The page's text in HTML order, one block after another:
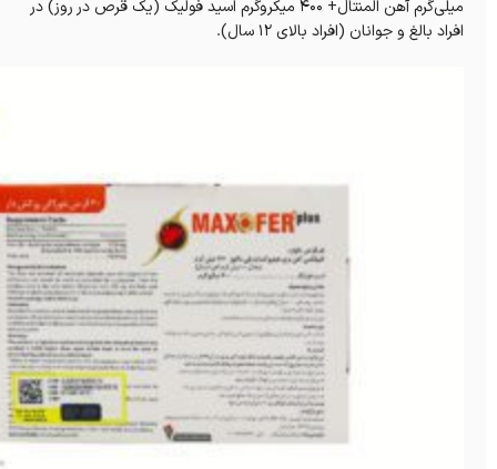
میلی‌گرم آهن المنتال+ ۴۰۰ میکروگرم اسید فولیک (یک قرص در روز) در
افراد بالغ و جوانان (افراد بالای ۱۲ سال).